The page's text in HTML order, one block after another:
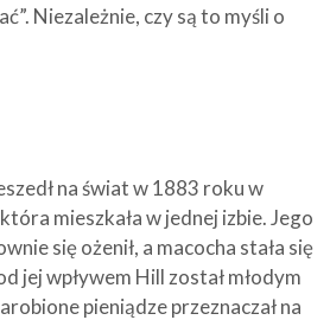
Niezależnie, czy są to myśli o
na świat w 1883 roku w
mieszkała w jednej izbie. Jego
się ożenił, a macocha stała się
jej wpływem Hill został młodym
pieniądze przeznaczał na